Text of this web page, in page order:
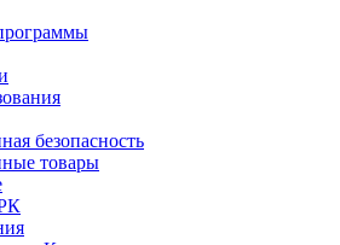
безопасность
товары